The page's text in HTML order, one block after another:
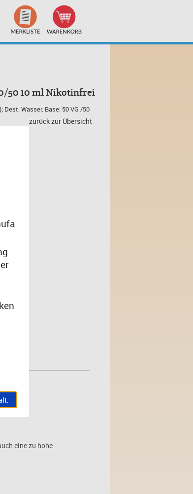
50 10 ml Nikotinfrei
Dest. Wasser. Base: 50 VG /50
zurück zur Übersicht
eine zu hohe